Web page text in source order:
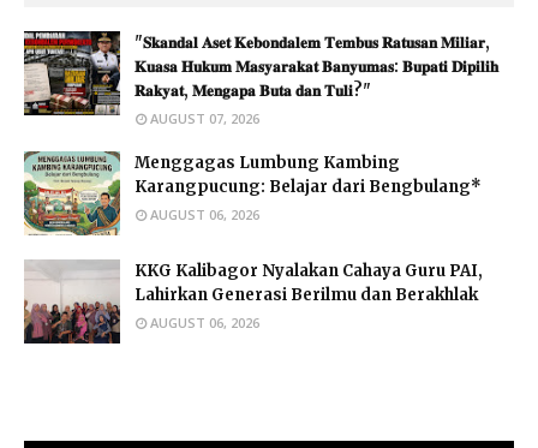
"𝐒𝐤𝐚𝐧𝐝𝐚𝐥 𝐀𝐬𝐞𝐭 𝐊𝐞𝐛𝐨𝐧𝐝𝐚𝐥𝐞𝐦 𝐓𝐞𝐦𝐛𝐮𝐬 𝐑𝐚𝐭𝐮𝐬𝐚𝐧 𝐌𝐢𝐥𝐢𝐚𝐫,
𝐊𝐮𝐚𝐬𝐚 𝐇𝐮𝐤𝐮𝐦 𝐌𝐚𝐬𝐲𝐚𝐫𝐚𝐤𝐚𝐭 𝐁𝐚𝐧𝐲𝐮𝐦𝐚𝐬: 𝐁𝐮𝐩𝐚𝐭𝐢 𝐃𝐢𝐩𝐢𝐥𝐢𝐡
𝐑𝐚𝐤𝐲𝐚𝐭, 𝐌𝐞𝐧𝐠𝐚𝐩𝐚 𝐁𝐮𝐭𝐚 𝐝𝐚𝐧 𝐓𝐮𝐥𝐢?"
AUGUST 07, 2026
Menggagas Lumbung Kambing
Karangpucung: Belajar dari Bengbulang*
AUGUST 06, 2026
KKG Kalibagor Nyalakan Cahaya Guru PAI,
Lahirkan Generasi Berilmu dan Berakhlak
AUGUST 06, 2026